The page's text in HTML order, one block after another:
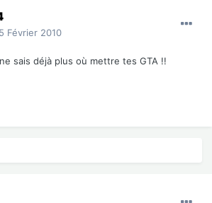
Février 2010
sais déjà plus où mettre tes GTA !!